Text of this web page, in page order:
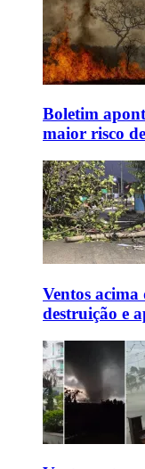
Boletim
maior risco
Ventos acima
destruição e